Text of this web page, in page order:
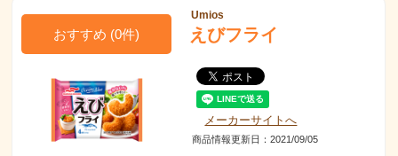
おすすめ (0件)
Umios
えびフライ
メーカーサイトへ
商品情報更新日：2021/09/05